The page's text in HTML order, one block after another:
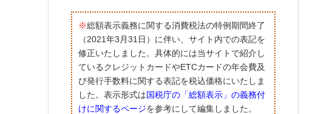
※総額表示義務に関する消費税法の特例期間終了
（2021年3月31日）に伴い、サイト内での表記を
修正いたしました。具体的には当サイトで紹介し
ているクレジットカードやETCカードの年会費及
び発行手数料に関する表記を税込価格にいたしま
した。表示形式は国税庁の「総額表示」の義務付
けに関するページを参考にして編集しました。